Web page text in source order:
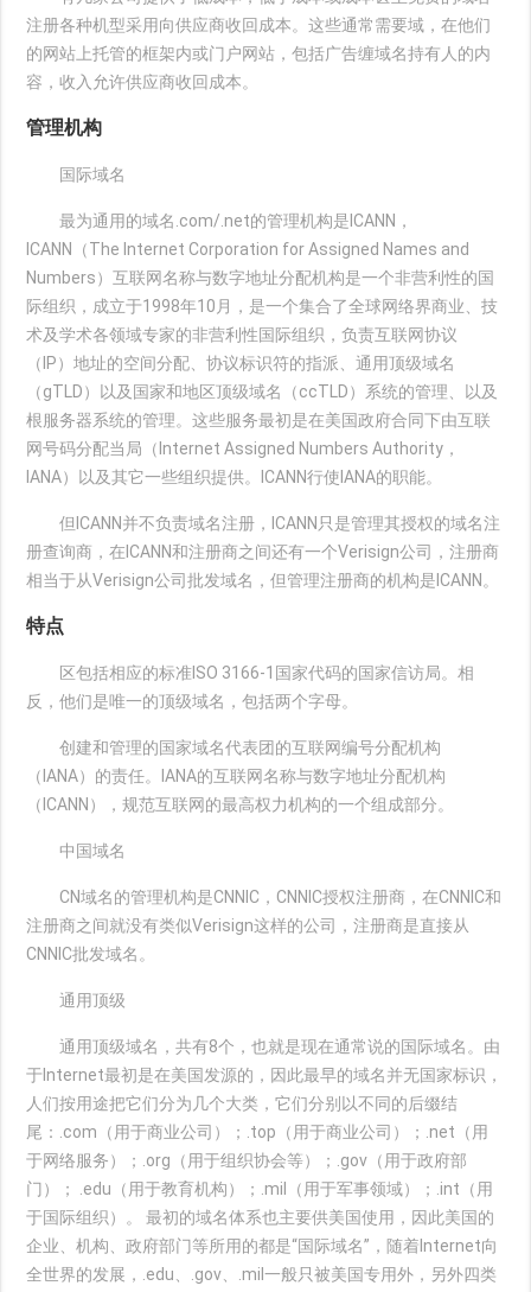
注册各种机型采用向供应商收回成本。这些通常需要域，在他们
的网站上托管的框架内或门户网站，包括广告缠域名持有人的内
容，收入允许供应商收回成本。
管理机构
国际域名
最为通用的域名.com/.net的管理机构是ICANN，
ICANN（The Internet Corporation for Assigned Names and
Numbers）互联网名称与数字地址分配机构是一个非营利性的国
际组织，成立于1998年10月，是一个集合了全球网络界商业、技
术及学术各领域专家的非营利性国际组织，负责互联网协议
（IP）地址的空间分配、协议标识符的指派、通用顶级域名
（gTLD）以及国家和地区顶级域名（ccTLD）系统的管理、以及
根服务器系统的管理。这些服务最初是在美国政府合同下由互联
网号码分配当局（Internet Assigned Numbers Authority，
IANA）以及其它一些组织提供。ICANN行使IANA的职能。
但ICANN并不负责域名注册，ICANN只是管理其授权的域名注
册查询商，在ICANN和注册商之间还有一个Verisign公司，注册商
相当于从Verisign公司批发域名，但管理注册商的机构是ICANN。
特点
区包括相应的标准ISO 3166-1国家代码的国家信访局。相
反，他们是唯一的顶级域名，包括两个字母。
创建和管理的国家域名代表团的互联网编号分配机构
（IANA）的责任。IANA的互联网名称与数字地址分配机构
（ICANN），规范互联网的最高权力机构的一个组成部分。
中国域名
CN域名的管理机构是CNNIC，CNNIC授权注册商，在CNNIC和
注册商之间就没有类似Verisign这样的公司，注册商是直接从
CNNIC批发域名。
通用顶级
通用顶级域名，共有8个，也就是现在通常说的国际域名。由
于Internet最初是在美国发源的，因此最早的域名并无国家标识，
人们按用途把它们分为几个大类，它们分别以不同的后缀结
尾：.com（用于商业公司）；.top（用于商业公司）；.net（用
于网络服务）；.org（用于组织协会等）；.gov（用于政府部
门）； .edu（用于教育机构）；.mil（用于军事领域）；.int（用
于国际组织）。 最初的域名体系也主要供美国使用，因此美国的
企业、机构、政府部门等所用的都是“国际域名”，随着Internet向
全世界的发展，.edu、.gov、.mil一般只被美国专用外，另外四类